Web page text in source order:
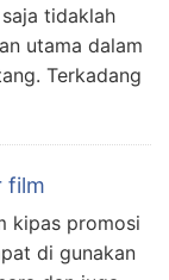
tidaklah
utama dalam
Terkadang
film
kipas promosi
di gunakan